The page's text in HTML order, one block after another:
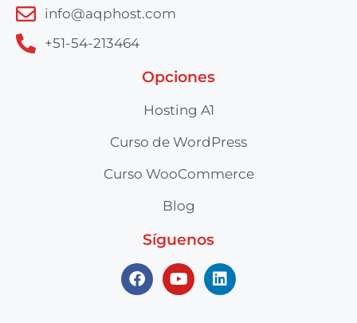
info@aqphost.com
+51-54-213464
Opciones
Hosting A1
Curso de WordPress
Curso WooCommerce
Blog
Síguenos